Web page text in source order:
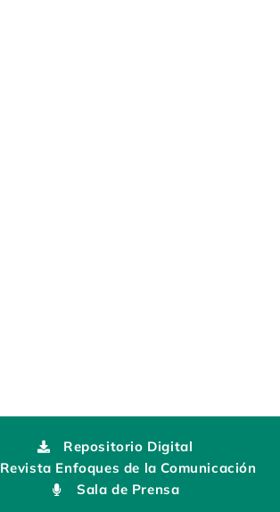
Repositorio Digital
Revista Enfoques de la Comunicación
Sala de Prensa